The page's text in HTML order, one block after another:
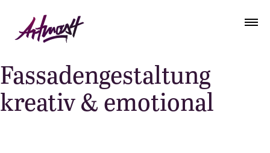
Fassadengestaltung
kreativ & emotional